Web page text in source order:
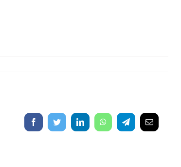
FacebookTwitterLinkedInWhatsAppTelegram
E-
mail